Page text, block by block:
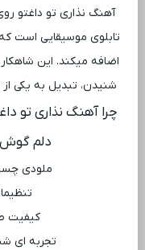
آهنگ نذاری تو داغتو
تابلوی موسیقایی است
اضافه میکند. این
شنیدن، تبدیل به یکی
چرا آهنگ نذاری تو
دلم گوش
ملودی
کیفیت
تجربه ‌ای